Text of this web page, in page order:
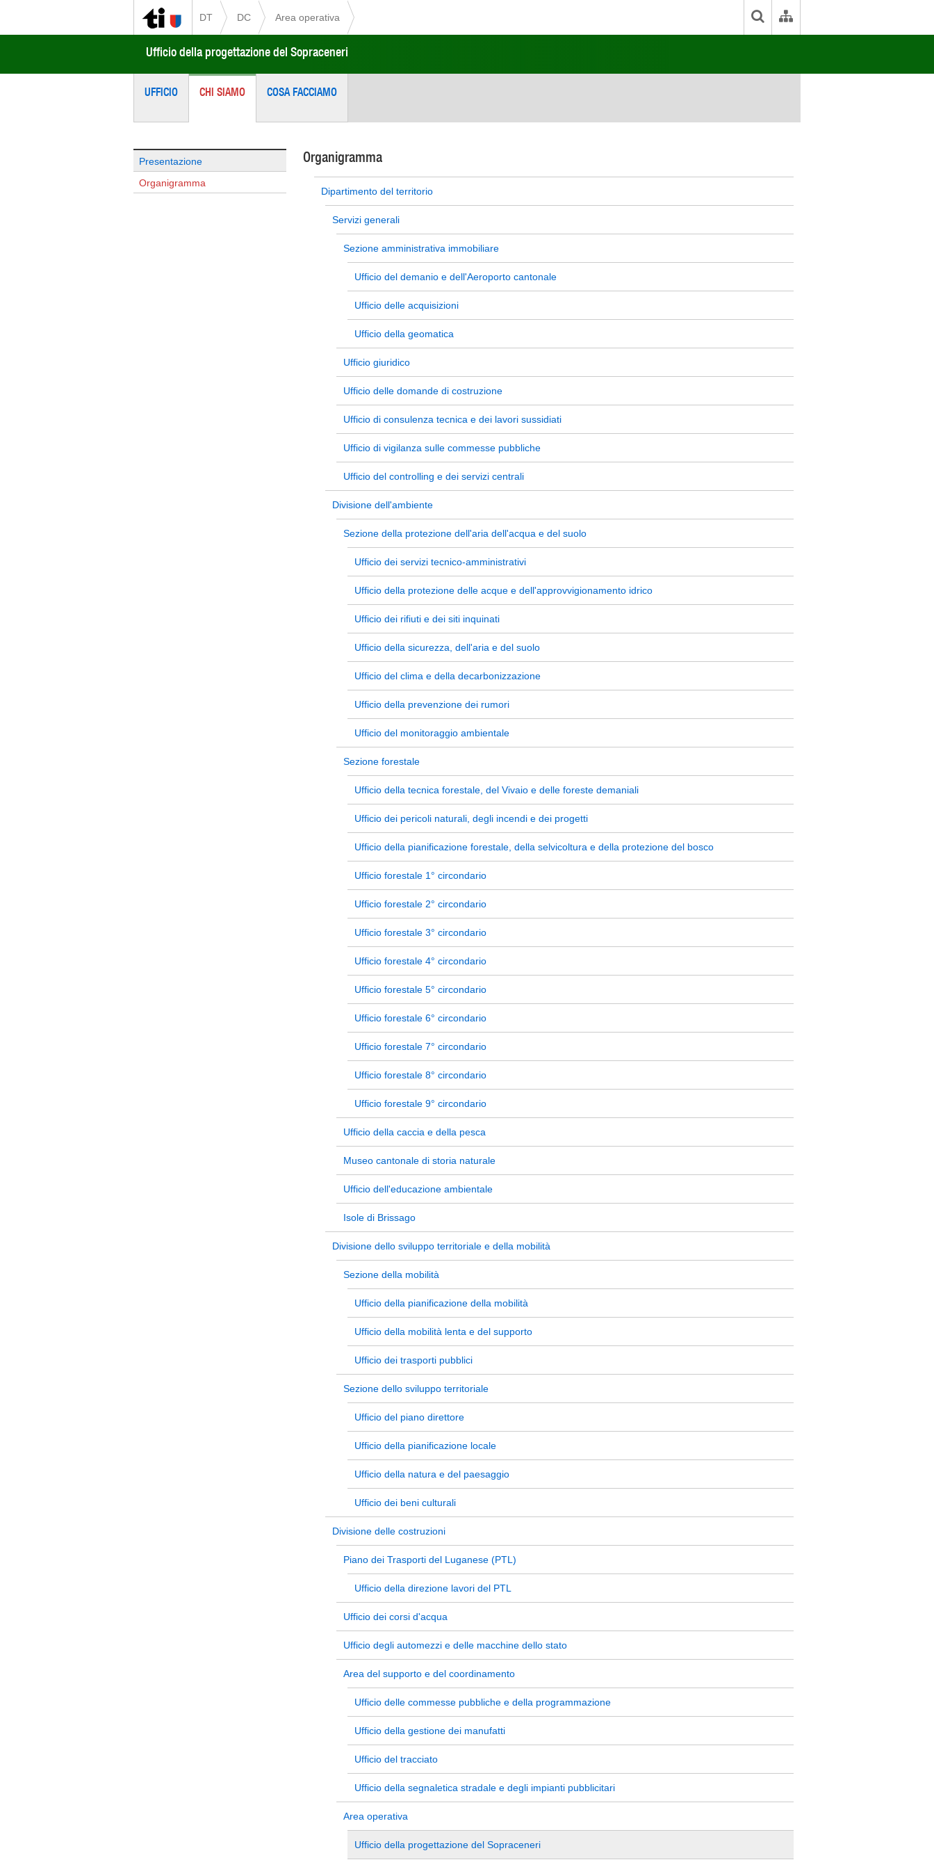
DT DC Area operativa
Ufficio della progettazione del Sopraceneri
UFFICIO CHI SIAMO COSA FACCIAMO
Presentazione
Organigramma
Organigramma
Dipartimento del territorio
Servizi generali
Sezione amministrativa immobiliare
Ufficio del demanio e dell'Aeroporto cantonale
Ufficio delle acquisizioni
Ufficio della geomatica
Ufficio giuridico
Ufficio delle domande di costruzione
Ufficio di consulenza tecnica e dei lavori sussidiati
Ufficio di vigilanza sulle commesse pubbliche
Ufficio del controlling e dei servizi centrali
Divisione dell'ambiente
Sezione della protezione dell'aria dell'acqua e del suolo
Ufficio dei servizi tecnico-amministrativi
Ufficio della protezione delle acque e dell'approvvigionamento idrico
Ufficio dei rifiuti e dei siti inquinati
Ufficio della sicurezza, dell'aria e del suolo
Ufficio del clima e della decarbonizzazione
Ufficio della prevenzione dei rumori
Ufficio del monitoraggio ambientale
Sezione forestale
Ufficio della tecnica forestale, del Vivaio e delle foreste demaniali
Ufficio dei pericoli naturali, degli incendi e dei progetti
Ufficio della pianificazione forestale, della selvicoltura e della protezione del bosco
Ufficio forestale 1° circondario
Ufficio forestale 2° circondario
Ufficio forestale 3° circondario
Ufficio forestale 4° circondario
Ufficio forestale 5° circondario
Ufficio forestale 6° circondario
Ufficio forestale 7° circondario
Ufficio forestale 8° circondario
Ufficio forestale 9° circondario
Ufficio della caccia e della pesca
Museo cantonale di storia naturale
Ufficio dell'educazione ambientale
Isole di Brissago
Divisione dello sviluppo territoriale e della mobilità
Sezione della mobilità
Ufficio della pianificazione della mobilità
Ufficio della mobilità lenta e del supporto
Ufficio dei trasporti pubblici
Sezione dello sviluppo territoriale
Ufficio del piano direttore
Ufficio della pianificazione locale
Ufficio della natura e del paesaggio
Ufficio dei beni culturali
Divisione delle costruzioni
Piano dei Trasporti del Luganese (PTL)
Ufficio della direzione lavori del PTL
Ufficio dei corsi d'acqua
Ufficio degli automezzi e delle macchine dello stato
Area del supporto e del coordinamento
Ufficio delle commesse pubbliche e della programmazione
Ufficio della gestione dei manufatti
Ufficio del tracciato
Ufficio della segnaletica stradale e degli impianti pubblicitari
Area operativa
Ufficio della progettazione del Sopraceneri